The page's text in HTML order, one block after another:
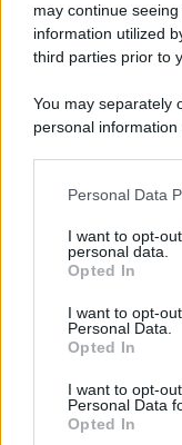
may continue
information utilized
third parties prior to
You may separately
personal information
This information
disclose it to other
Please note that
services and may
not limited to your
grant or deny
consent section.
Personal Data
I want to opt-
personal data.
Opted In
I want to opt-
Personal Data.
Opted In
I want to opt-
Personal Data
Opted In